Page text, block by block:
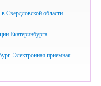
Свердловской области
Екатеринбурга
Электронная приемная